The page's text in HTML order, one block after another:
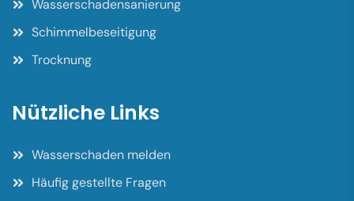
Wasserschadensanierung
Schimmelbeseitigung
Trocknung
Nützliche Links
Wasserschaden melden
Häufig gestellte Fragen